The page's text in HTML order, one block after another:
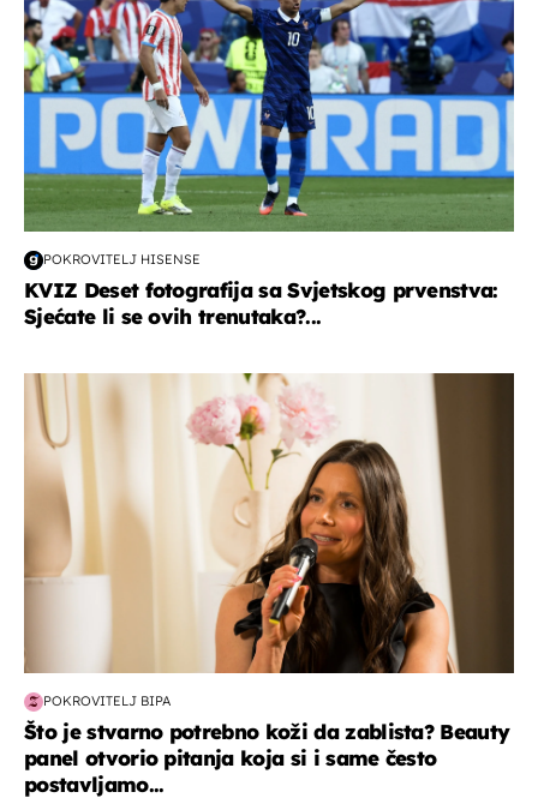
POKROVITELJ HISENSE
KVIZ Deset fotografija sa Svjetskog prvenstva:
Sjećate li se ovih trenutaka?...
moda & ljepota
POKROVITELJ BIPA
Što je stvarno potrebno koži da zablista? Beauty
panel otvorio pitanja koja si i same često
postavljamo...